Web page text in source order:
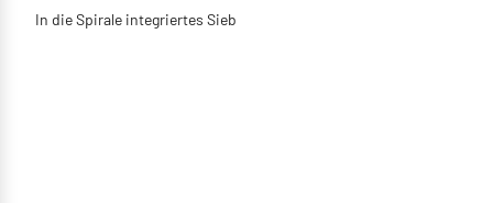
In die Spirale integriertes Sieb